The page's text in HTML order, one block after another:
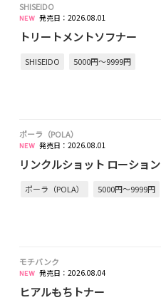
SHISEIDO
発売日：2026.08.01
トリートメントソフナー
SHISEIDO 5000円～9999円
ポーラ（POLA）
発売日：2026.08.01
リンクルショット ローション
ポーラ（POLA） 5000円～9999円
モチバンク
発売日：2026.08.04
ヒアルもちトナー